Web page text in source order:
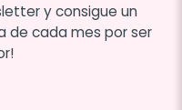
y consigue un
de cada mes por ser